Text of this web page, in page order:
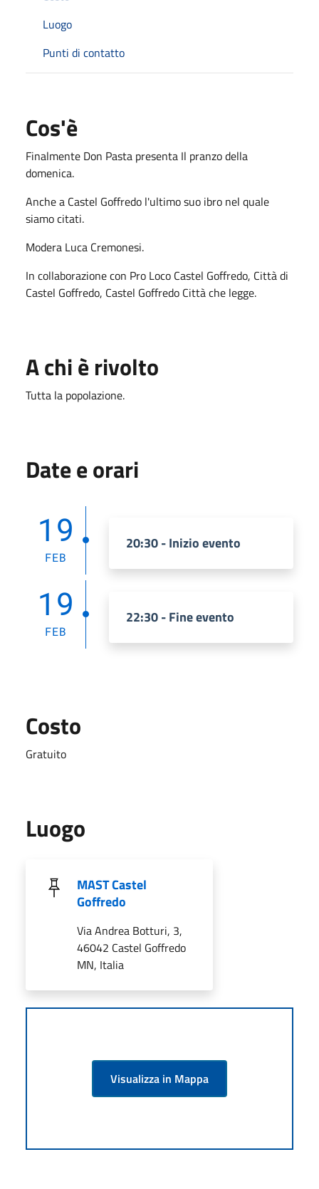
Luogo
Punti di contatto
Cos'è
Finalmente Don Pasta presenta Il pranzo della
domenica.
Anche a Castel Goffredo l'ultimo suo ibro nel quale
siamo citati.
Modera Luca Cremonesi.
In collaborazione con Pro Loco Castel Goffredo, Città di
Castel Goffredo, Castel Goffredo Città che legge.
A chi è rivolto
Tutta la popolazione.
Date e orari
19
FEB
20:30 - Inizio evento
19
FEB
22:30 - Fine evento
Costo
Gratuito
Luogo
MAST Castel
Goffredo
Via Andrea Botturi, 3,
46042 Castel Goffredo
MN, Italia
Visualizza in Mappa